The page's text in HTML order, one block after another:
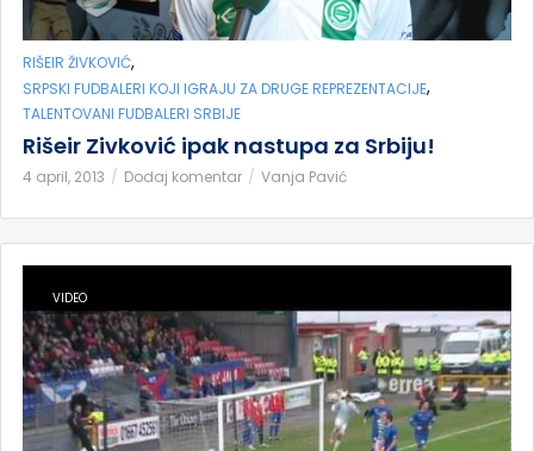
RIŠEIR ŽIVKOVIĆ,
SRPSKI FUDBALERI KOJI IGRAJU ZA DRUGE REPREZENTACIJE,
TALENTOVANI FUDBALERI SRBIJE
Rišeir Zivković ipak nastupa za Srbiju!
4 april, 2013 Dodaj komentar Vanja Pavić
VIDEO